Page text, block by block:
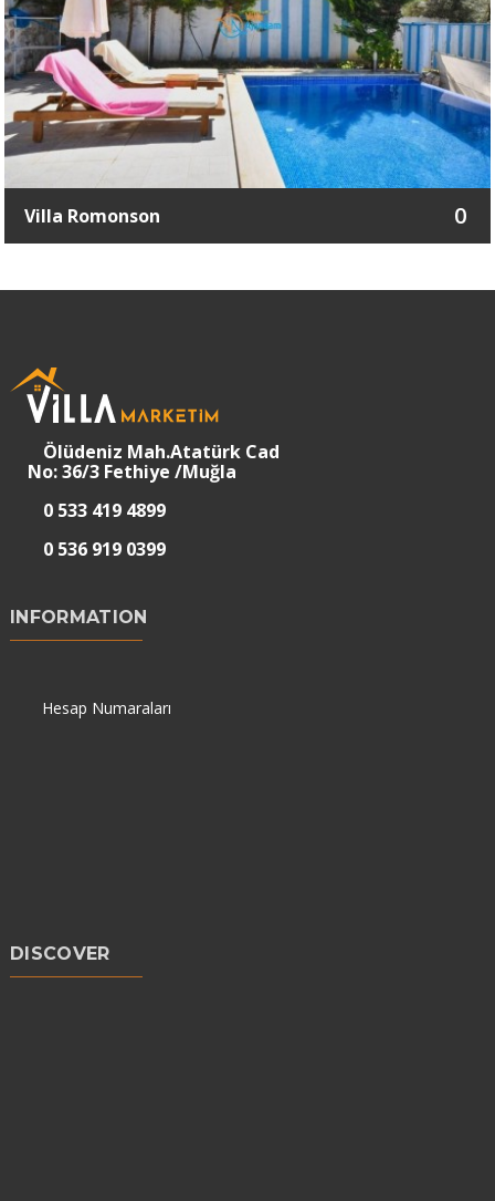
Villa Romonson 0
Ölüdeniz Mah.Atatürk Cad
No: 36/3 Fethiye /Muğla
0 533 419 4899
0 536 919 0399
INFORMATION
Hesap Numaraları
DISCOVER